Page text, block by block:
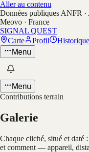
Aller au contenu
Données publiques ANFR
Meovo · France
SIGNAL QUEST
Carte
Profil Historique
Menu
Menu
Contributions terrain
Galerie
Chaque cliché, situé et daté
et comment — appareil,